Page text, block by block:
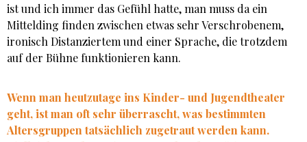
ist und ich immer das Gefühl hatte, man muss da ein
Mittelding finden zwischen etwas sehr Verschrobenem,
ironisch Distanziertem und einer Sprache, die trotzdem
auf der Bühne funktionieren kann.
Wenn man heutzutage ins Kinder- und Jugendtheater
geht, ist man oft sehr überrascht, was bestimmten
Altersgruppen tatsächlich zugetraut werden kann.